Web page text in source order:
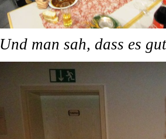
Und man sah, dass es